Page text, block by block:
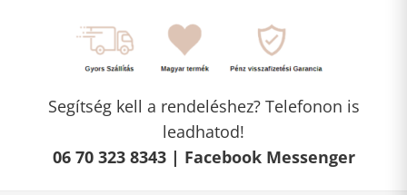
Segítség kell a rendeléshez? Telefonon is
leadhatod!
06 70 323 8343 | Facebook Messenger